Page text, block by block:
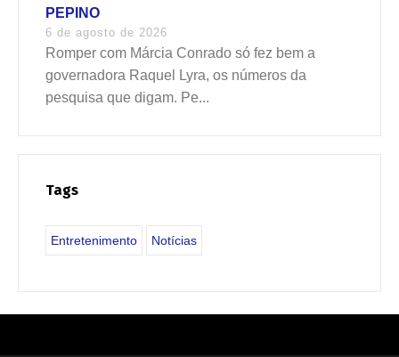
PEPINO
6 de agosto de 2026
Romper com Márcia Conrado só fez bem a
governadora Raquel Lyra, os números da
pesquisa que digam. Pe...
Tags
Entretenimento Notícias